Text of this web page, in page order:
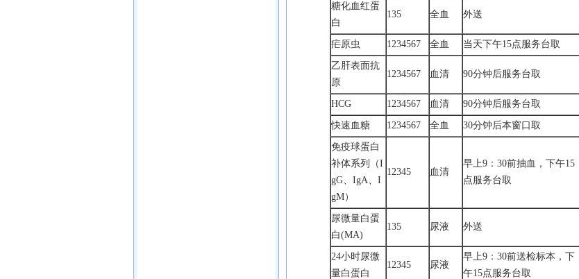
糖化血红蛋
白
135 全血 外送
疟原虫 1234567 全血 当天下午15点服务台取
乙肝表面抗
原
1234567 血清 90分钟后服务台取
HCG 1234567 血清 90分钟后服务台取
快速血糖 1234567 全血 30分钟后本窗口取
免疫球蛋白
补体系列（I
gG、IgA、I
gM）
12345 血清
早上9：30前抽血，下午15
点服务台取
尿微量白蛋
白(MA)
135 尿液 外送
24小时尿微
量白蛋白
12345 尿液
早上9：30前送检标本，下
午15点服务台取